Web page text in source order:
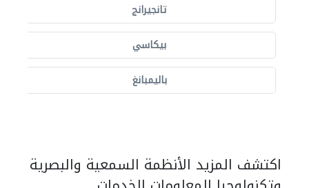
تانجيرانج
بيكاسي
باليمبانغ
اكتشف المزيد الأنظمة السمعية والبصرية